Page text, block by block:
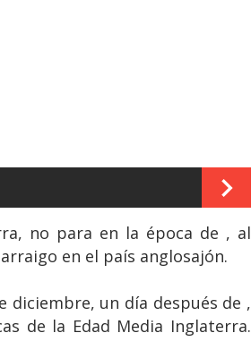
no para en la época de , al
en el país anglosajón.
diciembre, un día después de ,
de la Edad Media Inglaterra.